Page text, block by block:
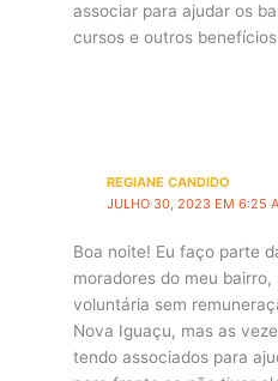
associar para ajudar os
cursos e outros
REGIANE CANDIDO
JULHO 30, 2023 EM 6:25
Boa noite! Eu faço parte
moradores do meu
voluntária sem
Nova Iguaçu, mas as
tendo associados para